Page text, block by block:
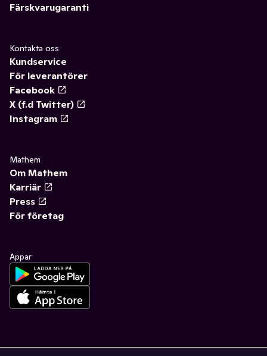
Färskvarugaranti
Kontakta oss
Kundservice
För leverantörer
Facebook
X (f.d Twitter)
Instagram
Mathem
Om Mathem
Karriär
Press
För företag
Appar